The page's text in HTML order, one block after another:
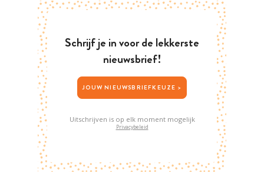
Schrijf je in voor de lekkerste
nieuwsbrief!
JOUW NIEUWSBRIEFKEUZE >
Uitschrijven is op elk moment mogelijk
Privacybeleid